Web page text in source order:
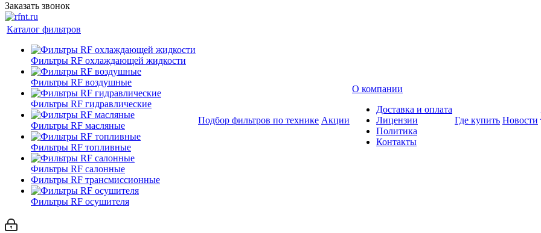
Заказать звонок
Каталог фильтров
Фильтры RF охлаждающей жидкости
Фильтры RF воздушные
Фильтры RF гидравлические
Фильтры RF масляные
Фильтры RF топливные
Фильтры RF салонные
Фильтры RF трансмиссионные
Фильтры RF осушителя
Подбор фильтров по технике Акции
О компании
Доставка и оплата
Лицензии
Политика
Контакты
Где купить Новости